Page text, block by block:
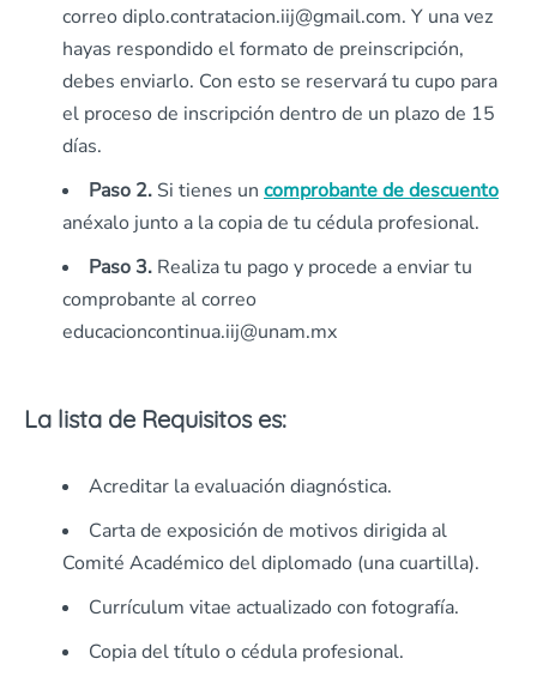
correo diplo.contratacion.iij@gmail.com. Y una vez
hayas respondido el formato de preinscripción,
debes enviarlo. Con esto se reservará tu cupo para
el proceso de inscripción dentro de un plazo de 15
días.
Paso 2. Si tienes un comprobante de descuento
anéxalo junto a la copia de tu cédula profesional.
Paso 3. Realiza tu pago y procede a enviar tu
comprobante al correo
educacioncontinua.iij@unam.mx
La lista de Requisitos es:
Acreditar la evaluación diagnóstica.
Carta de exposición de motivos dirigida al
Comité Académico del diplomado (una cuartilla).
Currículum vitae actualizado con fotografía.
Copia del título o cédula profesional.